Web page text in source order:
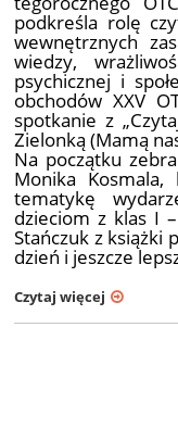
podkreśla rolę
wewnętrznych
wiedzy,
psychicznej i
obchodów XXV
spotkanie z
Zielonką (Mamą
Na początku
Monika
tematykę
dzieciom z klas I
Stańczuk z książki
dzień i jeszcze
Czytaj więcej